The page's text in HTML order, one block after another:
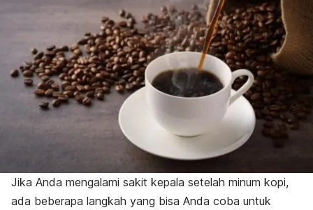
Jika Anda mengalami sakit kepala setelah minum kopi,
ada beberapa langkah yang bisa Anda coba untuk